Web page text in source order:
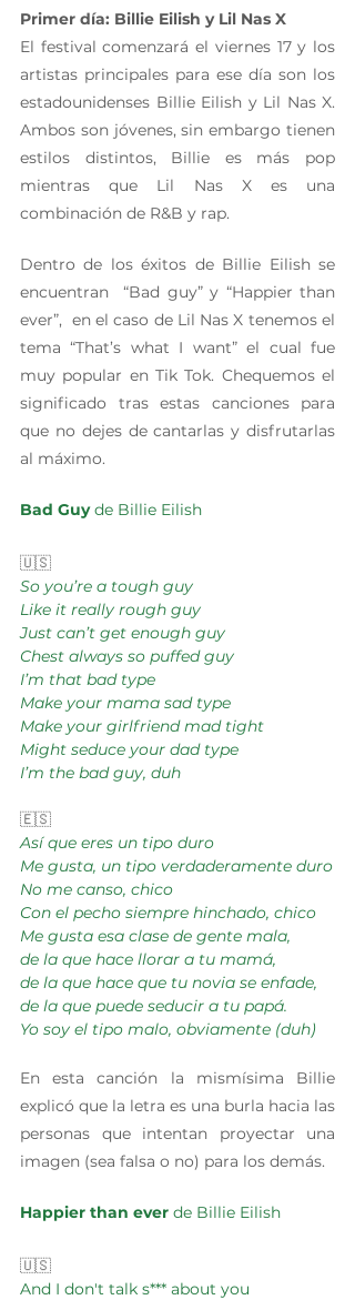
Primer día: Billie Eilish y Lil Nas X
El festival comenzará el viernes 17 y los
artistas principales para ese día son los
estadounidenses Billie Eilish y Lil Nas X.
Ambos son jóvenes, sin embargo tienen
estilos distintos, Billie es más pop
mientras que Lil Nas X es una
combinación de R&B y rap.
Dentro de los éxitos de Billie Eilish se
encuentran  “Bad guy” y “Happier than
ever”,  en el caso de Lil Nas X tenemos el
tema “That’s what I want” el cual fue
muy popular en Tik Tok. Chequemos el
significado tras estas canciones para
que no dejes de cantarlas y disfrutarlas
al máximo.
Bad Guy de Billie Eilish
🇺🇸
So you’re a tough guy
Like it really rough guy
Just can’t get enough guy
Chest always so puffed guy
I’m that bad type
Make your mama sad type
Make your girlfriend mad tight
Might seduce your dad type
I’m the bad guy, duh
🇪🇸
Así que eres un tipo duro
Me gusta, un tipo verdaderamente duro
No me canso, chico
Con el pecho siempre hinchado, chico
Me gusta esa clase de gente mala,
de la que hace llorar a tu mamá,
de la que hace que tu novia se enfade,
de la que puede seducir a tu papá.
Yo soy el tipo malo, obviamente (duh)
En esta canción la mismísima Billie
explicó que la letra es una burla hacia las
personas que intentan proyectar una
imagen (sea falsa o no) para los demás.
Happier than ever de Billie Eilish
🇺🇸
And I don't talk s*** about you